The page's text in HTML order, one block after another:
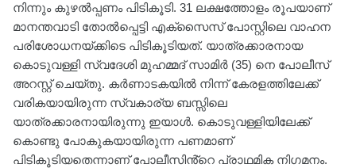
നിന്നും കുഴൽപ്പണം പിടികൂടി. 31 ലക്ഷത്തോളം രൂപയാണ്
മാനന്തവാടി തോൽപ്പെട്ടി എക്സൈസ് പോസ്റ്റിലെ വാഹന
പരിശോധനയ്ക്കിടെ പിടികൂടിയത്. യാത്രക്കാരനായ
കൊടുവള്ളി സ്വദേശി മുഹമ്മദ് സാമിർ (35) നെ പോലീസ്
അറസ്റ്റ് ചെയ്തു. ക‍ർണാടകയിൽ നിന്ന് കേരളത്തിലേക്ക്
വരികയായിരുന്ന സ്വകാര്യ ബസ്സിലെ
യാത്രക്കാരനായിരുന്നു ഇയാൾ. കൊടുവള്ളിയിലേക്ക്
കൊണ്ടു പോകുകയായിരുന്ന പണമാണ്
പിടികൂടിയതെന്നാണ് പോലീസിൻ്റെ പ്രാഥമിക നി​ഗമനം.